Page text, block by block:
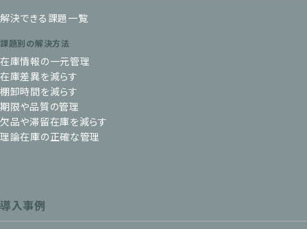
解決できる課題一覧
課題別の解決方法
在庫情報の一元管理
在庫差異を減らす
棚卸時間を減らす
期限や品質の管理
欠品や滞留在庫を減らす
理論在庫の正確な管理
導入事例